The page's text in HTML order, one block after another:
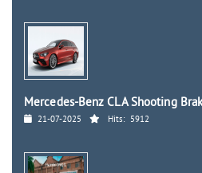
Mercedes-Benz CLA Shooting
21-07-2025 Hits: 5912